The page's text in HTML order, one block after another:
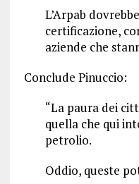
L’Arpab
certificazione,
aziende che
Conclude Pinuccio:
“La paura dei
quella che qui
petrolio.
Oddio, queste